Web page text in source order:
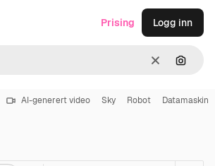
Slett Søk
Prising Logg inn
AI-generert video Sky Robot Datamaskin